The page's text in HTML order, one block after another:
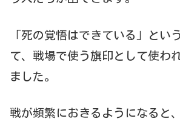
「死の覚悟はできている」とい
て、戦場で使う旗印として使わ
ました。
戦が頻繁におきるようになると